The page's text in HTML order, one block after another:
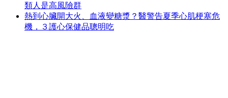
類人是高風險群
熱到心臟開大火、血液變糖漿？醫警告夏季心肌梗塞危
機，３護心保健品聰明吃